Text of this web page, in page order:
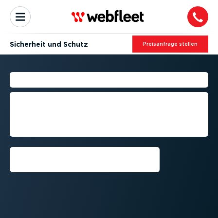
Sicherheit und Schutz Preis­an­frage stellen
SICHERHEIT UND SCHUTZ
Verbesserte Sicherheit dank Fahrer-­